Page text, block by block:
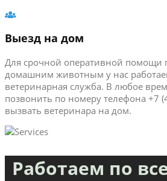
Выезд на дом
Для срочной оперативной помощи
домашним животным у нас
ветеринарная служба. В любое
позвонить по номеру телефона +7
вызвать ветеринара на дом.
Работаем по